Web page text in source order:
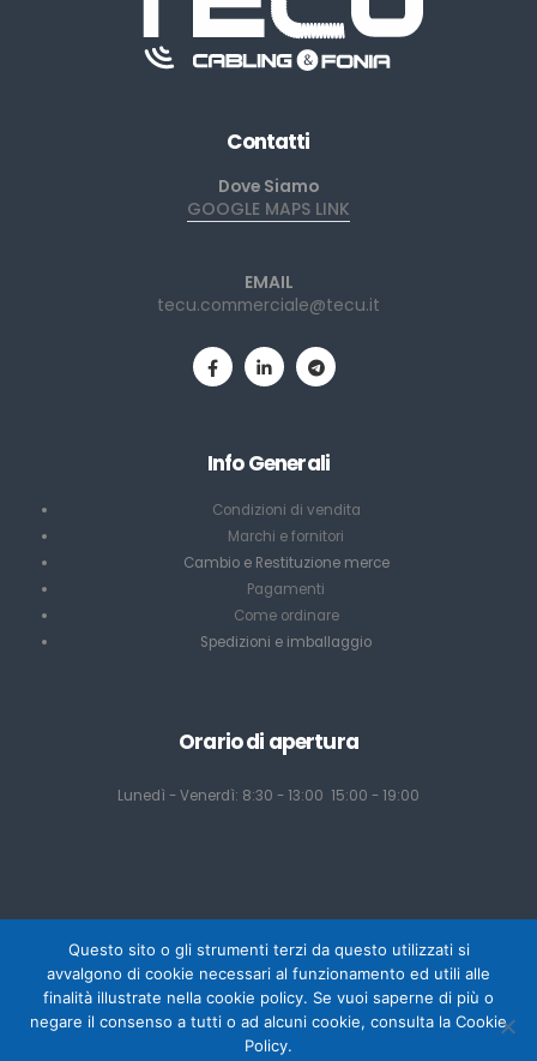
Contatti
Dove Siamo
GOOGLE MAPS LINK
EMAIL
tecu.commerciale@tecu.it
Info Generali
Condizioni di vendita
Marchi e fornitori
Cambio e Restituzione merce
Pagamenti
Come ordinare
Spedizioni e imballaggio
Orario di apertura
Lunedì - Venerdì: 8:30 - 13:00 15:00 - 19:00
Powered by Mediacom Design - Antonio Palumbo
Questo sito o gli strumenti terzi da questo utilizzati si
avvalgono di cookie necessari al funzionamento ed utili alle
finalità illustrate nella cookie policy. Se vuoi saperne di più o
negare il consenso a tutti o ad alcuni cookie, consulta la Cookie
Policy.